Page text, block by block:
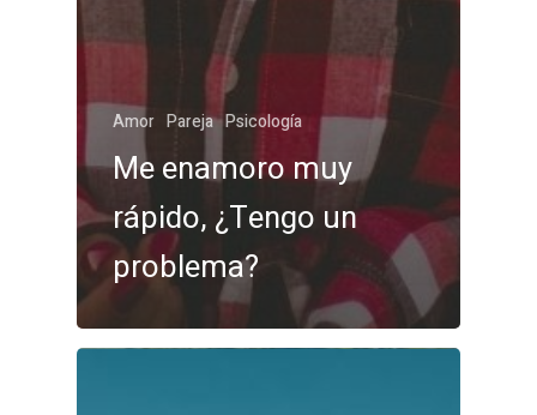
Amor Pareja Psicología
Me enamoro muy
rápido, ¿Tengo un
problema?